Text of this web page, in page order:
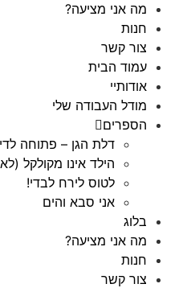
מה אני מציעה?
חנות
צור קשר
עמוד הבית
אודותיי
מודל העבודה שלי
הספרים
דלת הגן – פתוחה
הילד אינו מקולקל
לטוס לירח לבדי!
אני סבא והים
בלוג
מה אני מציעה?
חנות
צור קשר